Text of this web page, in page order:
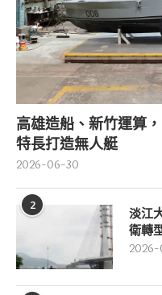
高雄造船、新竹運算
特長打造無人艇
2026-06-30
2
淡江
衛轉